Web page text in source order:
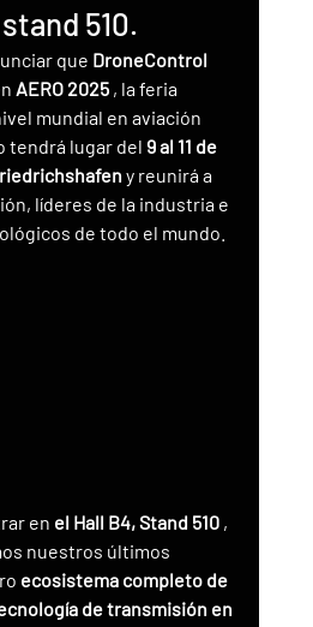
510.
que DroneControl
AERO 2025 , la feria
mundial en aviación
tendrá lugar del 9 al 11 de
y reunirá a
líderes de la industria e
de todo el mundo.
en el Hall B4, Stand 510 ,
nuestros últimos
ecosistema completo de
de transmisión en